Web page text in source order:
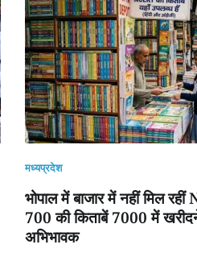
मध्यप्रदेश
भोपाल में बाजार में नहीं मिल
700 की किताबें 7000 में
अभिभावक